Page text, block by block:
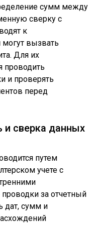
сумм между
сверку с
к
могут вызвать
Для их
проводить
и проверять
перед
и сверка данных
путем
учете с
за отчетный
дат, сумм и